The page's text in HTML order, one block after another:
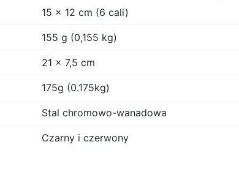
15 x 12 cm (6 cali)
155 g (0,155 kg)
21 x 7,5 cm
175g (0.175kg)
Stal chromowo-wanadowa
Czarny i czerwony